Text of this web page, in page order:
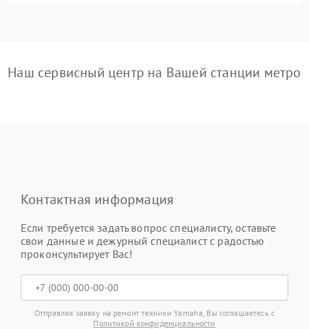
Наш сервисный центр на Вашей станции метро
Контактная информация
Если требуется задать вопрос специалисту, оставьте
свои данные и дежурный специалист с радостью
проконсультирует Вас!
Отправляя заявку на ремонт техники Yamaha, Вы соглашаетесь с
Политикой конфиденциальности